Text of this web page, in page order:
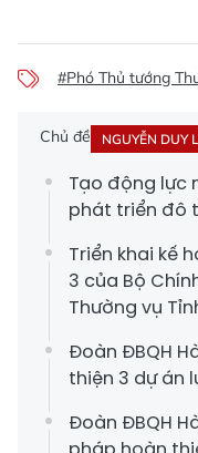
#Phó Thủ tướng
Chủ đề NGUYỄN DUY
Tạo động lực
phát triển đô
Triển khai kế
3 của Bộ
Thường vụ
Đoàn ĐBQH
thiện 3 dự án
Đoàn ĐBQH